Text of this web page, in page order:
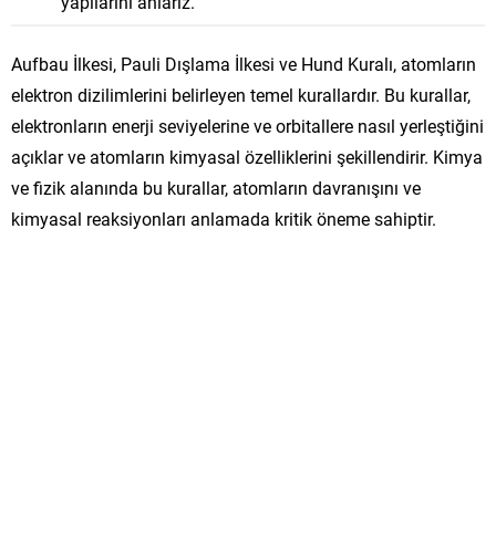
Aufbau İlkesi, Pauli Dışlama İlkesi ve Hund Kuralı, atomların
elektron dizilimlerini belirleyen temel kurallardır. Bu kurallar,
elektronların enerji seviyelerine ve orbitallere nasıl yerleştiğini
açıklar ve atomların kimyasal özelliklerini şekillendirir. Kimya
ve fizik alanında bu kurallar, atomların davranışını ve
kimyasal reaksiyonları anlamada kritik öneme sahiptir.